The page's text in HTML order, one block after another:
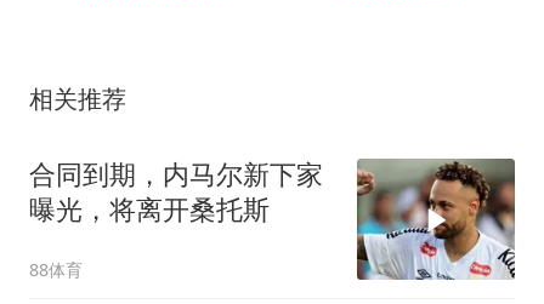
相关推荐
合同到期，内马尔新下家
曝光，将离开桑托斯
88体育